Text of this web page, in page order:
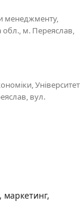
менеджменту,
обл., м. Переяслав,
Університет
вул.
маркетинг,